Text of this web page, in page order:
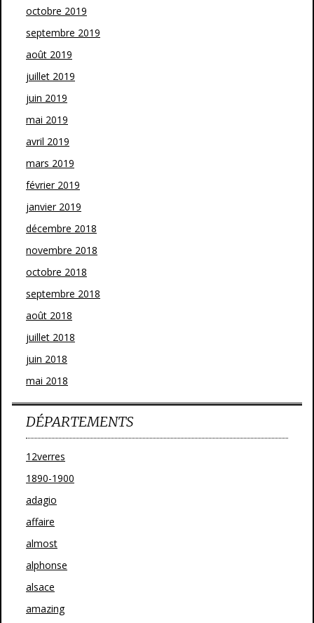
octobre 2019
septembre 2019
août 2019
juillet 2019
juin 2019
mai 2019
avril 2019
mars 2019
février 2019
janvier 2019
décembre 2018
novembre 2018
octobre 2018
septembre 2018
août 2018
juillet 2018
juin 2018
mai 2018
DÉPARTEMENTS
12verres
1890-1900
adagio
affaire
almost
alphonse
alsace
amazing